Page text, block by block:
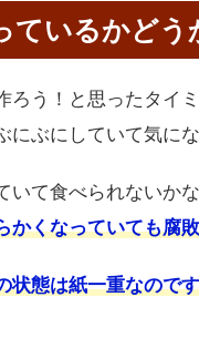
ているかどう
ろう！と思ったタイ
にぶにしていて気にな
いて食べられないか
かくなっていても腐
状態は紙一重なので